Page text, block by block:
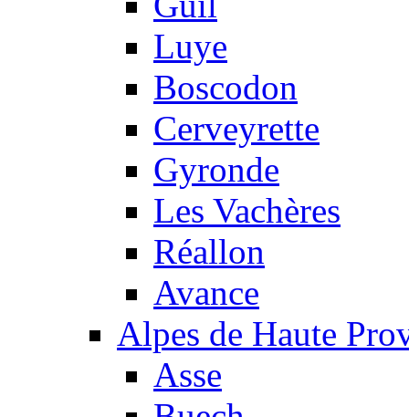
Luye
Boscodon
Cerveyrette
Gyronde
Les Vachères
Réallon
Avance
Alpes de Haute
Asse